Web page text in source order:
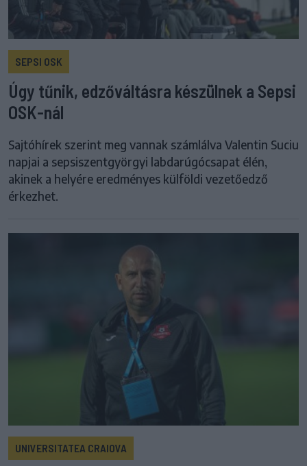
SEPSI OSK
Úgy tűnik, edzőváltásra készülnek a Sepsi
OSK-nál
Sajtóhírek szerint meg vannak számlálva Valentin Suciu
napjai a sepsiszentgyörgyi labdarúgócsapat élén,
akinek a helyére eredményes külföldi vezetőedző
érkezhet.
UNIVERSITATEA CRAIOVA